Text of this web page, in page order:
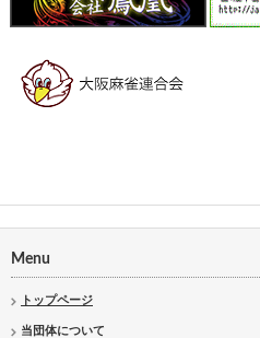
Menu
トップページ
当団体について